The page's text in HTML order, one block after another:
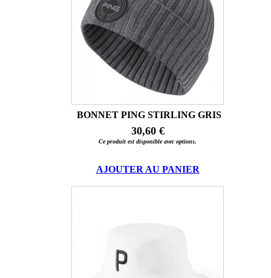
BONNET PING STIRLING GRIS
30,60 €
Ce produit est disponible avec options.
AJOUTER AU PANIER